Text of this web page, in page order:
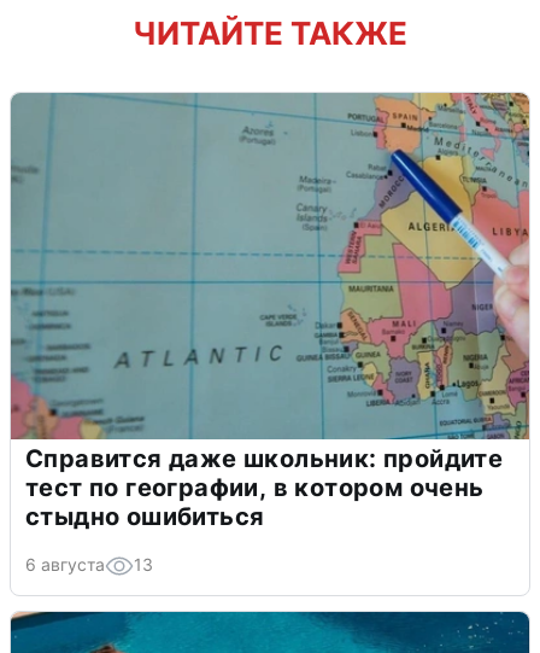
ЧИТАЙТЕ ТАКЖЕ
Справится даже школьник: пройдите
тест по географии, в котором очень
стыдно ошибиться
6 августа 13